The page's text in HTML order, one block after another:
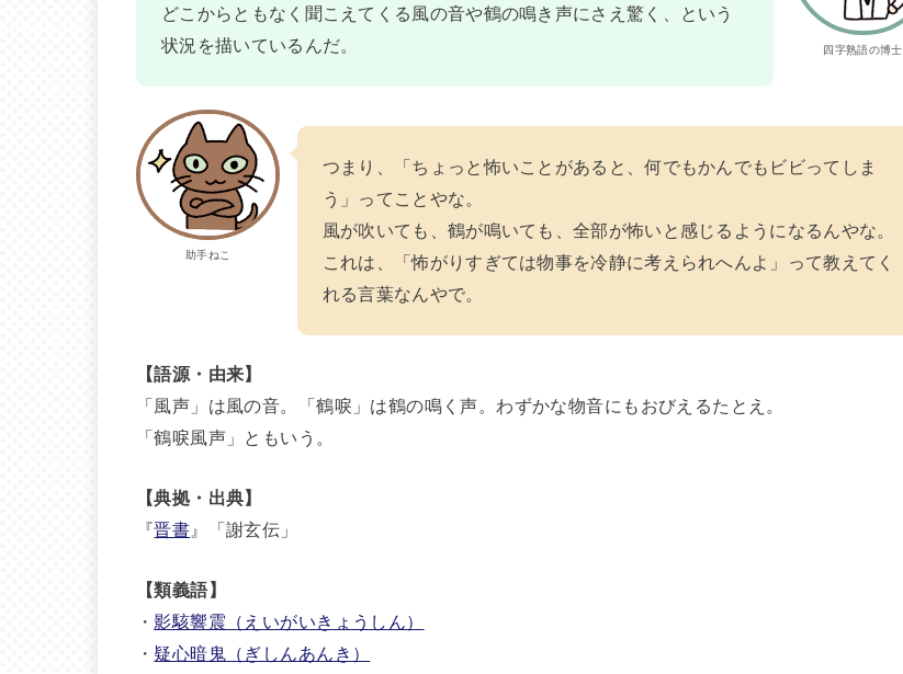
四字熟語の博士
どこからともなく聞こえてくる風の音や鶴の鳴き声にさえ驚く、という
状況を描いているんだ。
助手ねこ
つまり、「ちょっと怖いことがあると、何でもかんでもビビってしま
う」ってことやな。
風が吹いても、鶴が鳴いても、全部が怖いと感じるようになるんやな。
これは、「怖がりすぎては物事を冷静に考えられへんよ」って教えてく
れる言葉なんやで。
【語源・由来】
「風声」は風の音。「鶴唳」は鶴の鳴く声。わずかな物音にもおびえるたとえ。
「鶴唳風声」ともいう。
【典拠・出典】
『晋書 』「謝玄伝」
【類義語】
・影駭響震（えいがいきょうしん）
・ 疑心暗鬼（ぎしんあんき）